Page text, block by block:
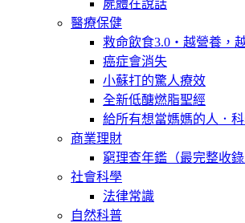
屍體在說話
醫療保健
救命飲食3.0‧越營養，
癌症會消失
小蘇打的驚人療效
全新低醣燃脂聖經
給所有想當媽媽的人．
商業理財
窮理查年鑑（最完整收
社會科學
法律常識
自然科普